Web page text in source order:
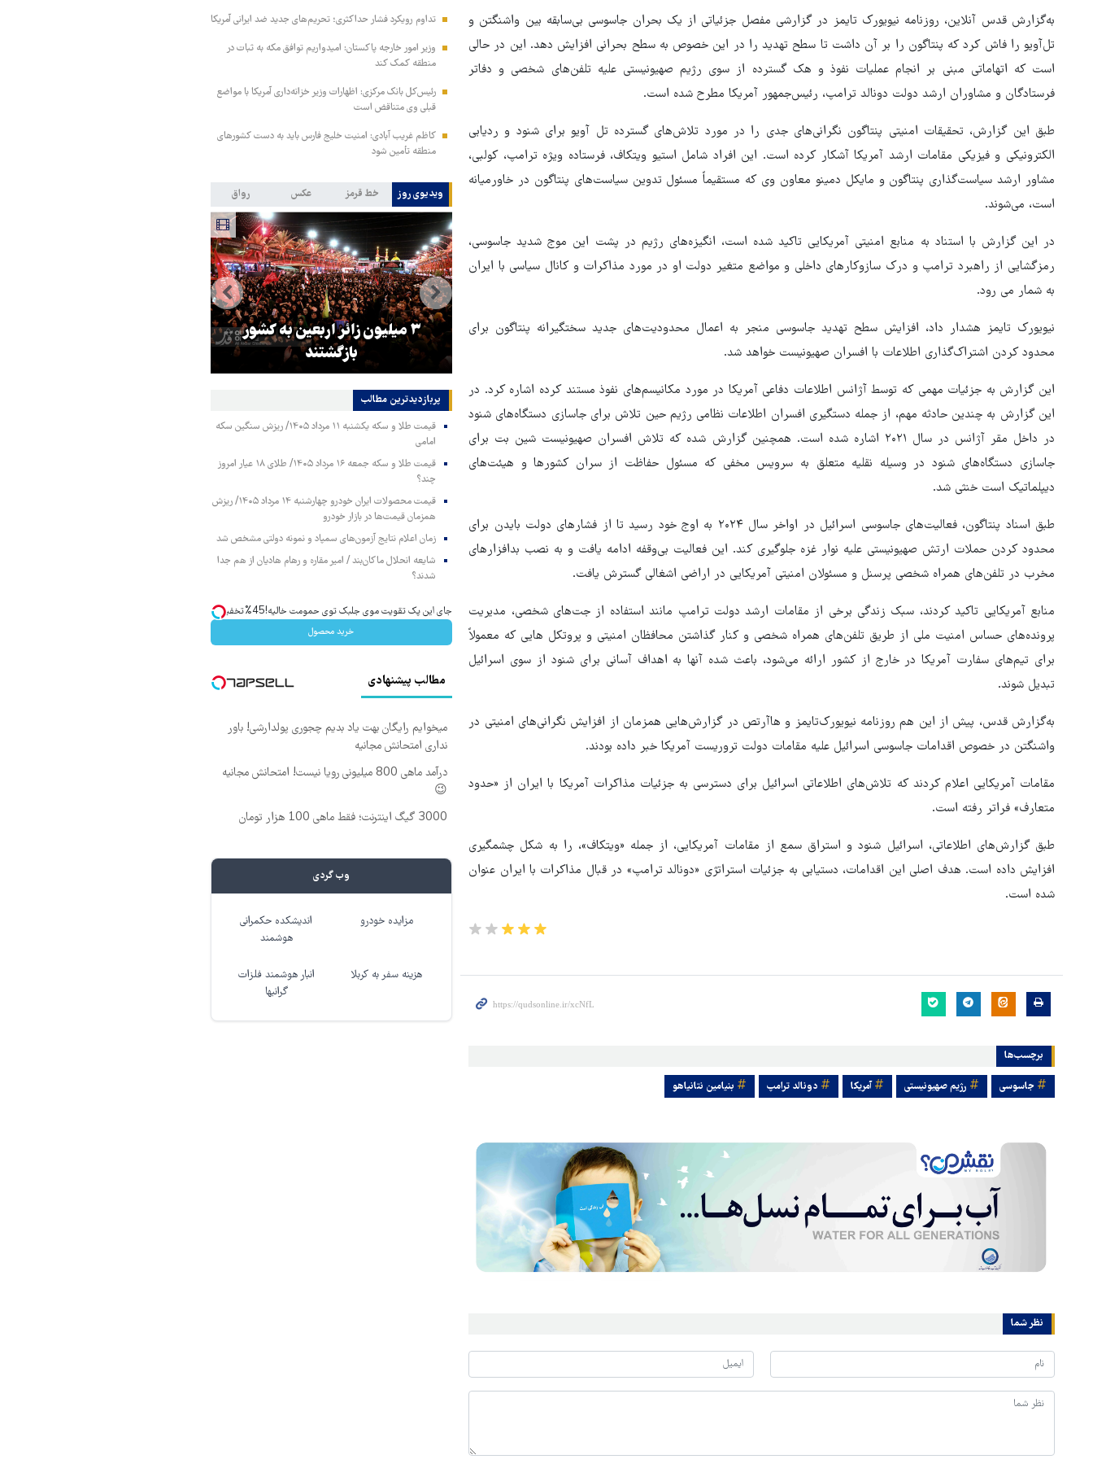
به‌گزارش قدس آنلاین، روزنامه نیویورک تایمز در گزارشی مفصل جزئیاتی از یک بحران جاسوسی بی‌سابقه بین واشنگتن و
تل‌آویو را فاش کرد که پنتاگون را بر آن داشت تا سطح تهدید را در این خصوص به سطح بحرانی افزایش دهد. این در حالی
است که اتهاماتی مبنی بر انجام عملیات نفوذ و هک گسترده از سوی رژیم صهیونیستی علیه تلفن‌های شخصی و دفاتر
فرستادگان و مشاوران ارشد دولت دونالد ترامپ، رئیس‌جمهور آمریکا مطرح شده است.
طبق این گزارش، تحقیقات امنیتی پنتاگون نگرانی‌های جدی را در مورد تلاش‌های گسترده تل آویو برای شنود و ردیابی
الکترونیکی و فیزیکی مقامات ارشد آمریکا آشکار کرده است. این افراد شامل استیو ویتکاف، فرستاده ویژه ترامپ، کولبی،
مشاور ارشد سیاست‌گذاری پنتاگون و مایکل دمینو معاون وی که مستقیماً مسئول تدوین سیاست‌های پنتاگون در خاورمیانه
است، می‌شوند.
در این گزارش با استناد به منابع امنیتی آمریکایی تاکید شده است، انگیزه‌های رژیم در پشت این موج شدید جاسوسی،
رمزگشایی از راهبرد ترامپ و درک سازوکارهای داخلی و مواضع متغیر دولت او در مورد مذاکرات و کانال سیاسی با ایران
به شمار می رود.
نیویورک تایمز هشدار داد، افزایش سطح تهدید جاسوسی منجر به اعمال محدودیت‌های جدید سختگیرانه پنتاگون برای
محدود کردن اشتراک‌گذاری اطلاعات با افسران صهیونیست خواهد شد.
این گزارش به جزئیات مهمی که توسط آژانس اطلاعات دفاعی آمریکا در مورد مکانیسم‌های نفوذ مستند کرده اشاره کرد. در
این گزارش به چندین حادثه مهم، از جمله دستگیری افسران اطلاعات نظامی رژیم حین تلاش برای جاسازی دستگاه‌های شنود
در داخل مقر آژانس در سال ۲۰۲۱ اشاره شده است. همچنین گزارش شده که تلاش افسران صهیونیست شین بت برای
جاسازی دستگاه‌های شنود در وسیله نقلیه متعلق به سرویس مخفی که مسئول حفاظت از سران کشورها و هیئت‌های
دیپلماتیک است خنثی شد.
طبق اسناد پنتاگون، فعالیت‌های جاسوسی اسرائیل در اواخر سال ۲۰۲۴ به اوج خود رسید تا از فشارهای دولت بایدن برای
محدود کردن حملات ارتش صهیونیستی علیه نوار غزه جلوگیری کند. این فعالیت بی‌وقفه ادامه یافت و به نصب بدافزارهای
مخرب در تلفن‌های همراه شخصی پرسنل و مسئولان امنیتی آمریکایی در اراضی اشغالی گسترش یافت.
منابع آمریکایی تاکید کردند، سبک زندگی برخی از مقامات ارشد دولت ترامپ مانند استفاده از جت‌های شخصی، مدیریت
پرونده‌های حساس امنیت ملی از طریق تلفن‌های همراه شخصی و کنار گذاشتن محافظان امنیتی و پروتکل هایی که معمولاً
برای تیم‌های سفارت آمریکا در خارج از کشور ارائه می‌شود، باعث شده آنها به اهداف آسانی برای شنود از سوی اسرائیل
تبدیل شوند.
به‌گزارش قدس، پیش از این هم روزنامه نیویورک‌تایمز و هاآرتص در گزارش‌هایی همزمان از افزایش نگرانی‌های امنیتی در
واشنگتن در خصوص اقدامات جاسوسی اسرائیل علیه مقامات دولت تروریست آمریکا خبر داده بودند.
مقامات آمریکایی اعلام کردند که تلاش‌های اطلاعاتی اسرائیل برای دسترسی به جزئیات مذاکرات آمریکا با ایران از «حدود
متعارف» فراتر رفته است.
طبق گزارش‌های اطلاعاتی، اسرائیل شنود و استراق سمع از مقامات آمریکایی، از جمله «ویتکاف»، را به شکل چشمگیری
افزایش داده است. هدف اصلی این اقدامات، دستیابی به جزئیات استراتژی «دونالد ترامپ» در قبال مذاکرات با ایران عنوان
شده است.
برچسب‌ها
جاسوسی رژیم صهیونیستی آمریکا دونالد ترامپ بنیامین نتانیاهو
نظر شما
تداوم رویکرد فشار حداکثری؛ تحریم‌های جدید ضد ایرانی آمریکا
وزیر امور خارجه پاکستان: امیدواریم توافق مکه به ثبات در
منطقه کمک کند
رئیس‌کل بانک مرکزی: اظهارات وزیر خزانه‌داری آمریکا با مواضع
قبلی وی متناقض است
کاظم غریب آبادی: امنیت خلیج فارس باید به دست کشورهای
منطقه تأمین شود
ویدیوی روز خط قرمز عکس رواق
هماهنگی محور مقاومت، آمریکا را
در منطقه درمانده کرد
ترامپ نماد فساد، اقتدارگرایی و
۳ میلیون زائر اربعین به کشور
بازگشتند
پربازدیدترین‌ مطالب
قیمت طلا و سکه یکشنبه ۱۱ مرداد ۱۴۰۵/ ریزش سنگین سکه
امامی
قیمت طلا و سکه جمعه ۱۶ مرداد ۱۴۰۵/ طلای ۱۸ عیار امروز
چند؟
قیمت محصولات ایران خودرو چهارشنبه ۱۴ مرداد ۱۴۰۵/ ریزش
همزمان قیمت‌ها در بازار خودرو
زمان اعلام نتایج آزمون‌های سمپاد و نمونه دولتی مشخص شد
شایعه انحلال ماکان‌بند / امیر مقاره و رهام هادیان از هم جدا
شدند؟
جای این پک تقویت موی جلبک توی حمومت خالیه!45%تخفیف
خرید محصول
مطالب پیشنهادی
میخوایم رایگان بهت یاد بدیم چجوری پولدارشی! باور
نداری امتحانش مجانیه
درآمد ماهی 800 میلیونی رویا نیست! امتحانش مجانیه
😉
3000 گیگ اینترنت؛ فقط ماهی 100 هزار تومان
وب گردی
مزایده خودرو
اندیشکده حکمرانی
هوشمند
هزینه سفر به کربلا
انبار هوشمند فلزات
گرانبها